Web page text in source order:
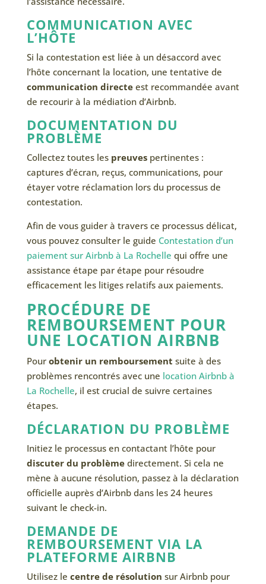
COMMUNICATION AVEC
L’HÔTE
Si la contestation est liée à un désaccord avec
l’hôte concernant la location, une tentative de
communication directeest recommandée avant
de recourir à la médiation d’Airbnb.
DOCUMENTATION DU
PROBLÈME
Collectez toutes les preuvespertinentes :
captures d’écran, reçus, communications, pour
étayer votre réclamation lors du processus de
contestation.
Afin de vous guider à travers ce processus délicat,
vous pouvez consulter le guide Contestation d’un
paiement sur Airbnb à La Rochelle qui offre une
assistance étape par étape pour résoudre
efficacement les litiges relatifs aux paiements.
PROCÉDURE DE
REMBOURSEMENT POUR
UNE LOCATION AIRBNB
Pour obtenir un remboursement suite à des
problèmes rencontrés avec une location Airbnb à
La Rochelle, il est crucial de suivre certaines
étapes.
DÉCLARATION DU PROBLÈME
Initiez le processus en contactant l’hôte pour
discuter du problèmedirectement. Si cela ne
mène à aucune résolution, passez à la déclaration
officielle auprès d’Airbnb dans les 24 heures
suivant le check-in.
DEMANDE DE
REMBOURSEMENT VIA LA
PLATEFORME AIRBNB
Utilisez le centre de résolution sur Airbnb pour